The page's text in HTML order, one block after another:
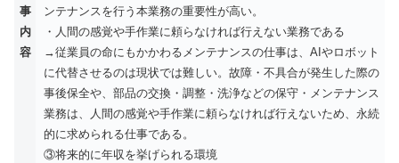
事
内
容
ンテナンスを行う本業務の重要性が高い。
・人間の感覚や手作業に頼らなければ行えない業務である
→従業員の命にもかかわるメンテナンスの仕事は、AIやロボット
に代替させるのは現状では難しい。故障・不具合が発生した際の
事後保全や、部品の交換・調整・洗浄などの保守・メンテナンス
業務は、人間の感覚や手作業に頼らなければ行えないため、永続
的に求められる仕事である。
③将来的に年収を挙げられる環境